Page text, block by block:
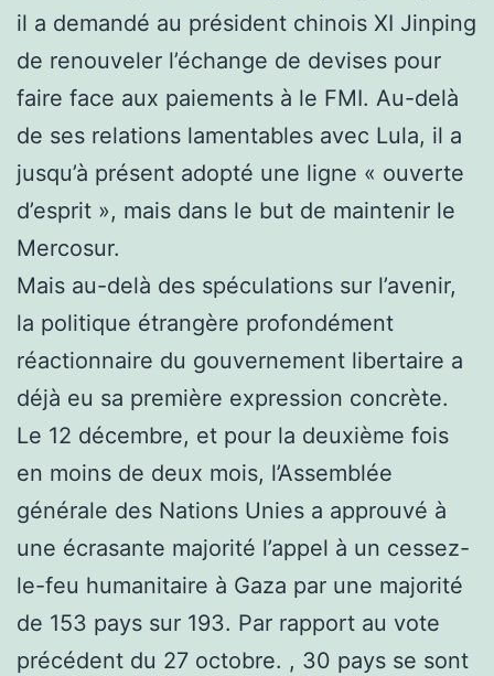
il a demandé au président chinois XI Jinping
de renouveler l’échange de devises pour
faire face aux paiements à le FMI. Au-delà
de ses relations lamentables avec Lula, il a
jusqu’à présent adopté une ligne « ouverte
d’esprit », mais dans le but de maintenir le
Mercosur.
Mais au-delà des spéculations sur l’avenir,
la politique étrangère profondément
réactionnaire du gouvernement libertaire a
déjà eu sa première expression concrète.
Le 12 décembre, et pour la deuxième fois
en moins de deux mois, l’Assemblée
générale des Nations Unies a approuvé à
une écrasante majorité l’appel à un cessez-
le-feu humanitaire à Gaza par une majorité
de 153 pays sur 193. Par rapport au vote
précédent du 27 octobre. , 30 pays se sont